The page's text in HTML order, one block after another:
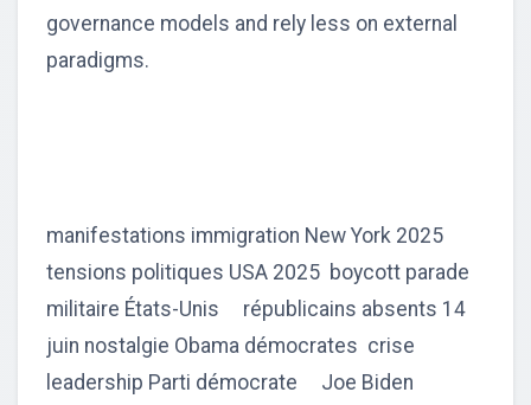
governance models and rely less on external
paradigms.
manifestations immigration New York 2025
tensions politiques USA 2025 boycott parade
militaire États-Unis républicains absents 14
juin nostalgie Obama démocrates crise
leadership Parti démocrate Joe Biden